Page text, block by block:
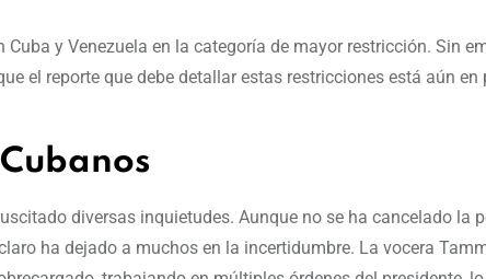
y Venezuela en la categoría de mayor restricción. Sin
el reporte que debe detallar estas restricciones está aún en
diversas inquietudes. Aunque no se ha cancelado la
ha dejado a muchos en la incertidumbre. La vocera